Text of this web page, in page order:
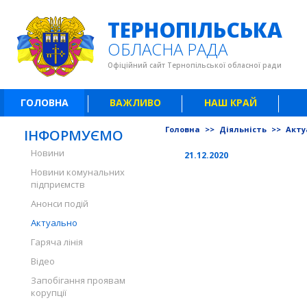
ТЕРНОПІЛЬСЬКА
ОБЛАСНА РАДА
Офіційний сайт Тернопільської обласної ради
ГОЛОВНА ВАЖЛИВО НАШ КРАЙ
ІНФОРМУЄМО
Новини
Новини комунальних
підприємств
Анонси подій
Актуально
Гаряча лінія
Відео
Запобігання проявам
корупції
Головна >> Діяльність >>
21.12.2020